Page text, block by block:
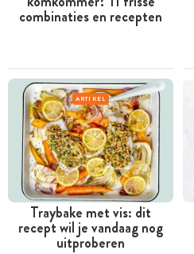
combinaties en recepten
ARTIKEL
Traybake met vis: dit
recept wil je vandaag nog
uitproberen